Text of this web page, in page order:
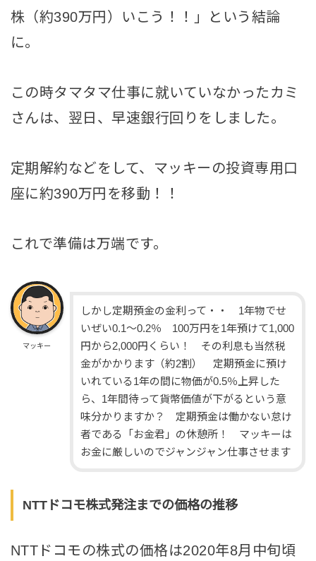
株（約390万円）いこう！！」という結論
に。
この時タマタマ仕事に就いていなかったカミ
さんは、翌日、早速銀行回りをしました。
定期解約などをして、マッキーの投資専用口
座に約390万円を移動！！
これで準備は万端です。
マッキー
しかし定期預金の金利って・・ 1年物でせ
いぜい0.1～0.2％ 100万円を1年預けて1,000
円から2,000円くらい！ その利息も当然税
金がかかります（約2割） 定期預金に預け
いれている1年の間に物価が0.5％上昇した
ら、1年間待って貨幣価値が下がるという意
味分かりますか？ 定期預金は働かない怠け
者である「お金君」の休憩所！ マッキーは
お金に厳しいのでジャンジャン仕事させます
NTTドコモ株式発注までの価格の推移
NTTドコモの株式の価格は2020年8月中旬頃